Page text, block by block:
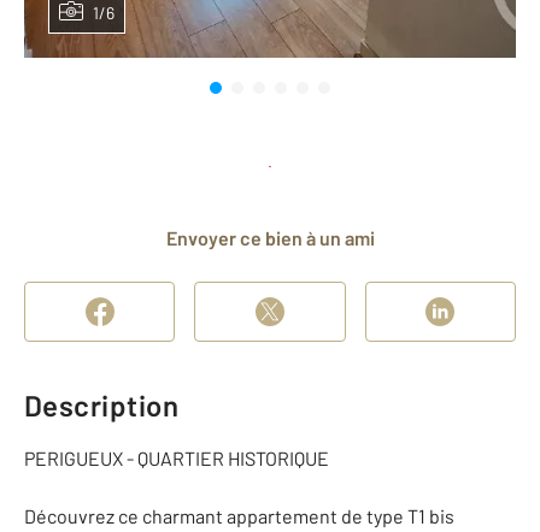
1/6
Envoyer ce bien à un ami
Description
PERIGUEUX - QUARTIER HISTORIQUE
Découvrez ce charmant appartement de type T1 bis